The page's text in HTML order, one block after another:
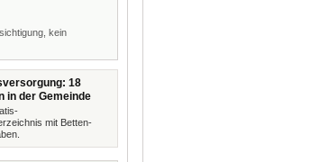
kein
18
in der Gemeinde
mit Betten-